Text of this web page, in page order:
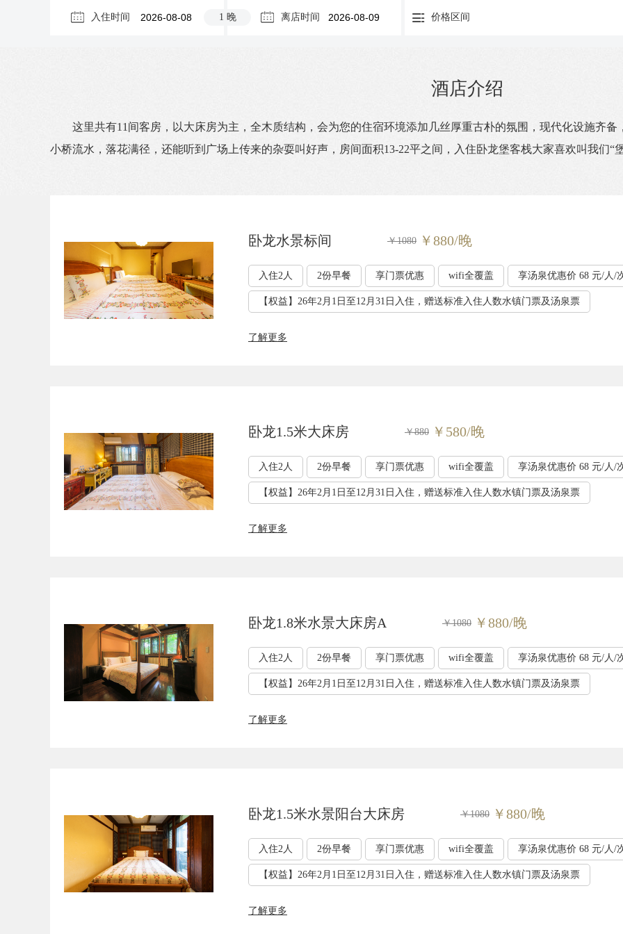
入住时间 1 晚 离店时间 价格区间
酒店介绍
这里共有11间客房，以大床房为主，全木质结构，会为您的住宿环境添加几丝厚重古朴的氛围，现代化设施齐
小桥流水，落花满径，还能听到广场上传来的杂耍叫好声，房间面积13-22平之间，入住卧龙堡客栈大家喜欢叫我们“
卧龙水景标间 ￥1080 ￥880/晚
入住2人 2份早餐 享门票优惠 wifi全覆盖 享汤泉优惠价 68 元/人/
【权益】26年2月1日至12月31日入住，赠送标准入住人数水镇门票及汤泉票
了解更多
卧龙1.5米大床房 ￥880 ￥580/晚
入住2人 2份早餐 享门票优惠 wifi全覆盖 享汤泉优惠价 68 元/人/
【权益】26年2月1日至12月31日入住，赠送标准入住人数水镇门票及汤泉票
了解更多
卧龙1.8米水景大床房A ￥1080 ￥880/晚
入住2人 2份早餐 享门票优惠 wifi全覆盖 享汤泉优惠价 68 元/人/
【权益】26年2月1日至12月31日入住，赠送标准入住人数水镇门票及汤泉票
了解更多
卧龙1.5米水景阳台大床房 ￥1080 ￥880/晚
入住2人 2份早餐 享门票优惠 wifi全覆盖 享汤泉优惠价 68 元/人/
【权益】26年2月1日至12月31日入住，赠送标准入住人数水镇门票及汤泉票
了解更多